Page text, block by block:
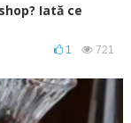
Iată ce
1 721